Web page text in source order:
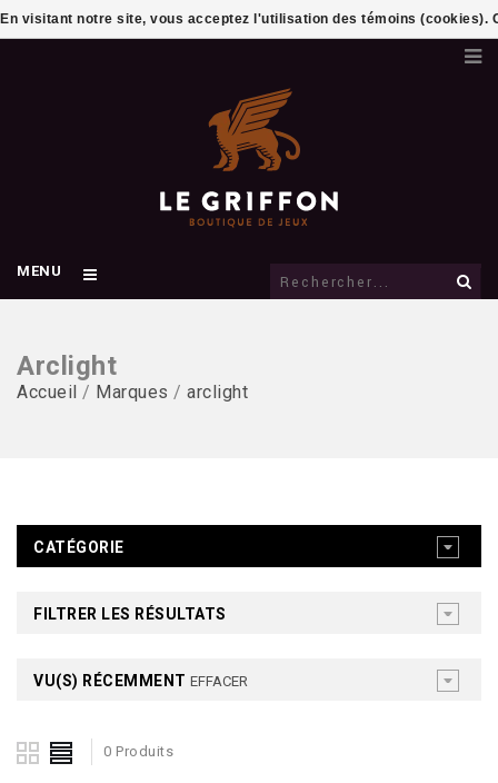
MENU
Arclight
Accueil / Marques / arclight
CATÉGORIE
FILTRER LES RÉSULTATS
VU(S) RÉCEMMENT EFFACER
0 Produits
En visitant notre site, vous acceptez l'utilisation des témoins